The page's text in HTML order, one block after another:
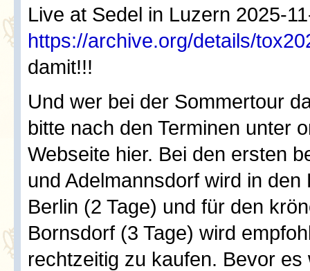
Live at Sedel in Luzern 2025-
https://archive.org/details/
damit!!!
Und wer bei der Sommertour
bitte nach den Terminen unter
Webseite hier. Bei den ersten
und Adelmannsdorf wird in
Berlin (2 Tage) und für den
Bornsdorf (3 Tage) wird
rechtzeitig zu kaufen. Bevor es